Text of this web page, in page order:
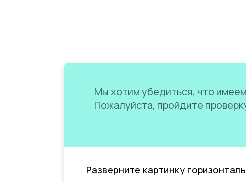
Мы хотим убедиться, что
Пожалуйста, пройдите
Разверните картинку